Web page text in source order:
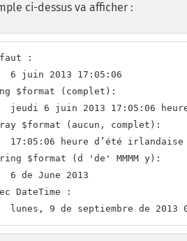
ci-dessus va afficher :
:
6 juin 2013 17:05:06
$format (complet):
jeudi 6 juin 2013 17:05:06
$format (aucun, complet):
17:05:06 heure d’été irlandaise
$format (d 'de' MMMM y):
6 de June 2013
DateTime :
lunes, 9 de septiembre de 2013